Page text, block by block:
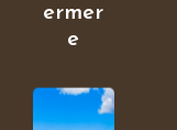
ermer
e